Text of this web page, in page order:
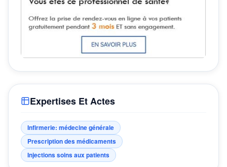
Expertises Et Actes
Infirmerie: médecine générale
Prescription des médicaments
Injections soins aux patients